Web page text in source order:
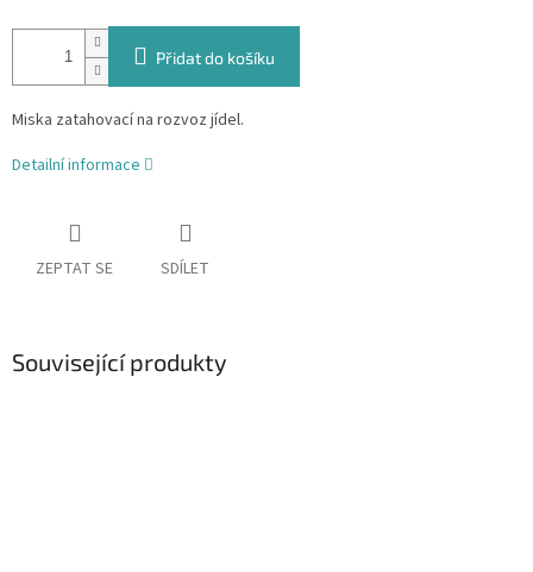
Přidat do košíku
Miska zatahovací na rozvoz jídel.
Detailní informace
ZEPTAT SE SDÍLET
Související produkty